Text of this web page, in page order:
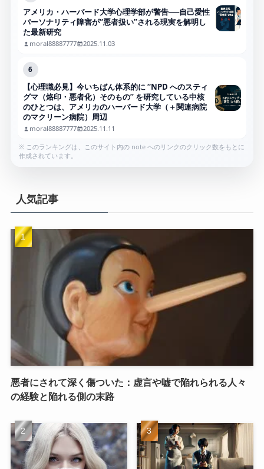
アメリカ・ハーバード大学心理学部が警告──自己愛性
パーソナリティ障害が“悪者扱い”される現実を解明し
た最新研究
moral88887777 2025.11.03
6
【心理職必見】今いちばん体系的に “NPD へのスティ
グマ（烙印・悪者化）そのもの” を研究している中核
のひとつは、アメリカのハーバード大学（＋関連病院
のマクリーン病院）周辺
moral88887777 2025.11.11
※ このランキングは、このサイト内の note へのリンクのクリック数をもとに
作成されています。
人気記事
悪者にされて深く傷ついた：虚言や嘘で陥れられる人々
の経験と陥れる側の末路